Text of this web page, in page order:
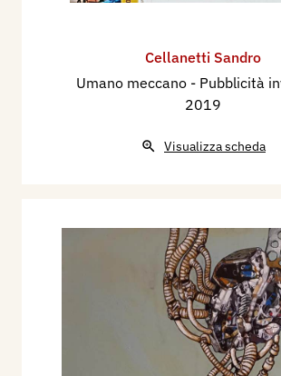
Cellanetti Sandro
Umano meccano - Pubblicità
2019
Visualizza scheda